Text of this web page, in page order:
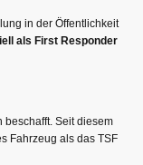
in der Öffentlichkeit
als First Responder
beschafft. Seit diesem
Fahrzeug als das TSF